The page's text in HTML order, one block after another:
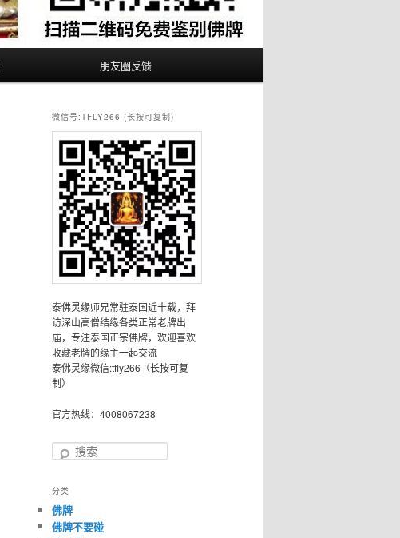
朋友圈反馈
微信号:TFLY266 (长按可复制)
泰佛灵缘师兄常驻泰国近十载，拜
访深山高僧结缘各类正常老牌出
庙，专注泰国正宗佛牌，欢迎喜欢
收藏老牌的缘主一起交流
泰佛灵缘微信:tfly266（长按可复
制）
官方热线：4008067238
搜
分类
佛牌
佛牌不要碰